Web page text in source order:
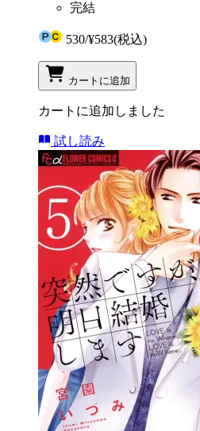
完結
530/¥583(税込)
カートに追加
カートに追加しました
試し読み